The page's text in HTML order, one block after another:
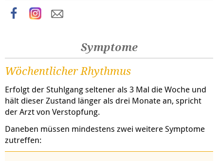
Symptome
Wöchentlicher Rhythmus
Erfolgt der Stuhlgang seltener als 3 Mal die Woche und
hält dieser Zustand länger als drei Monate an, spricht
der Arzt von Verstopfung.
Daneben müssen mindestens zwei weitere Symptome
zutreffen: